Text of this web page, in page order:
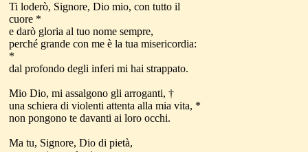
Ti loderò, Signore, Dio mio, con tutto il
cuore *
e darò gloria al tuo nome sempre,
perché grande con me è la tua misericordia:
*
dal profondo degli inferi mi hai strappato.
Mio Dio, mi assalgono gli arroganti, †
una schiera di violenti attenta alla mia vita, *
non pongono te davanti ai loro occhi.
Ma tu, Signore, Dio di pietà,